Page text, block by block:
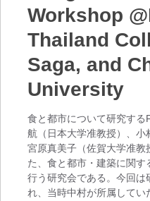
Workshop
Thailand
Saga, and
University
食と都市について研究す
航（日本大学准教授）、小
宮原真美子（佐賀大学准
た、食と都市・建築に関
行う研究会である。今回
れ、当時中村が所属して